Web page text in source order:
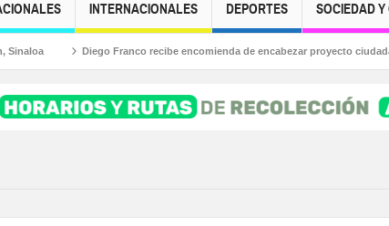
INTERNACIONALES DEPORTES SOCIEDAD
Diego Franco recibe encomienda de encabezar proyecto ciudadano de